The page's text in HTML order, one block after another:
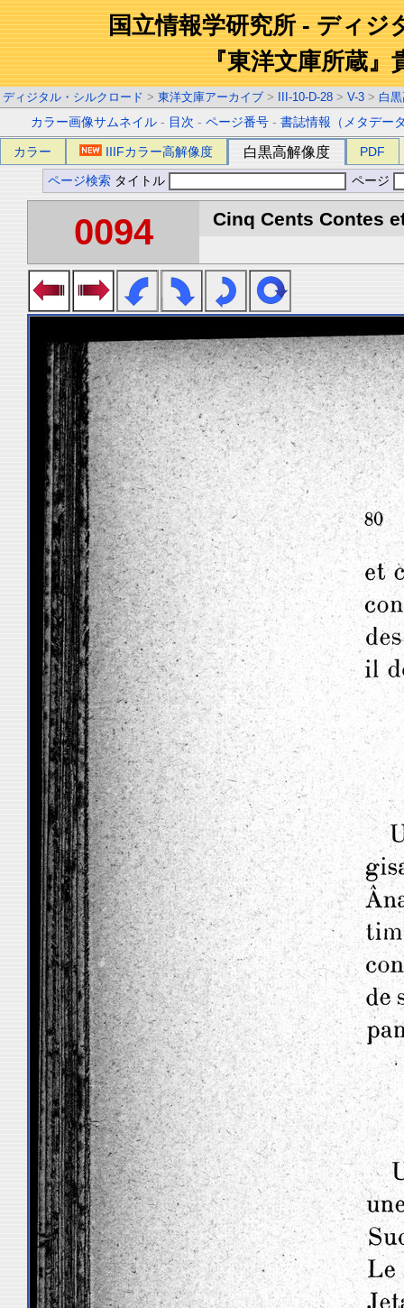
国立情報学研究所 - ディジ
『東洋文庫所蔵』
ディジタル・シルクロード > 東洋文庫アーカイブ > III-10-D-28 > V-3 > 白
カラー画像サムネイル - 目次 -ページ番号 -書誌情報（メタデー
カラー IIIFカラー高解像度 白黒高解像度 PDF
ページ検索 タイトル ページ
0094 Cinq Cents Contes